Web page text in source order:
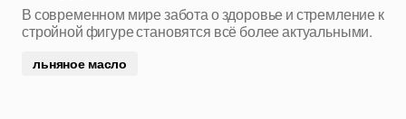
В современном мире забота о здоровье и стремление к
стройной фигуре становятся всё более актуальными.
льняное масло